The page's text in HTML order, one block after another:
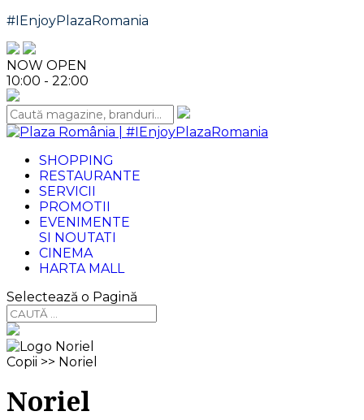
#IEnjoyPlazaRomania
NOW OPEN
10:00 - 22:00
SHOPPING
RESTAURANTE
SERVICII
PROMOTII
EVENIMENTE
SI NOUTATI
CINEMA
HARTA MALL
Selectează o Pagină
Copii >> Noriel
Noriel